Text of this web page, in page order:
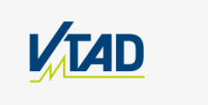
springen